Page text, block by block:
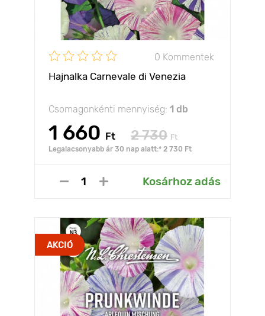
0 Kommentek
Hajnalka Carnevale di Venezia
Csomagonkénti mennyiség: 1 db
1 660 Ft 2 730 Ft
Legalacsonyabb ár 30 nap alatt:* 2 730 Ft
Kosárhoz adás
AKCIÓ